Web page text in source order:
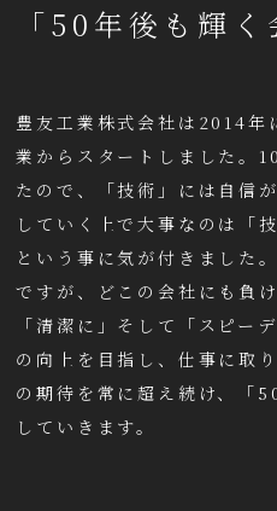
「50年後も輝く
豊友工業株式会社は2014年
業からスタートしました。
たので、「技術」には自信
していく上で大事なのは「
という事に気が付きました
ですが、どこの会社にも負
「清潔に」そして「スピー
の向上を目指し、仕事に取
の期待を常に超え続け、「
していきます。